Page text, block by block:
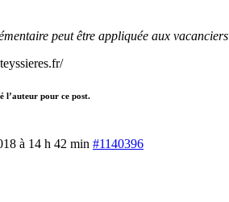
peut être appliquée aux
l’auteur pour ce post.
à 14 h 42 min #1140396